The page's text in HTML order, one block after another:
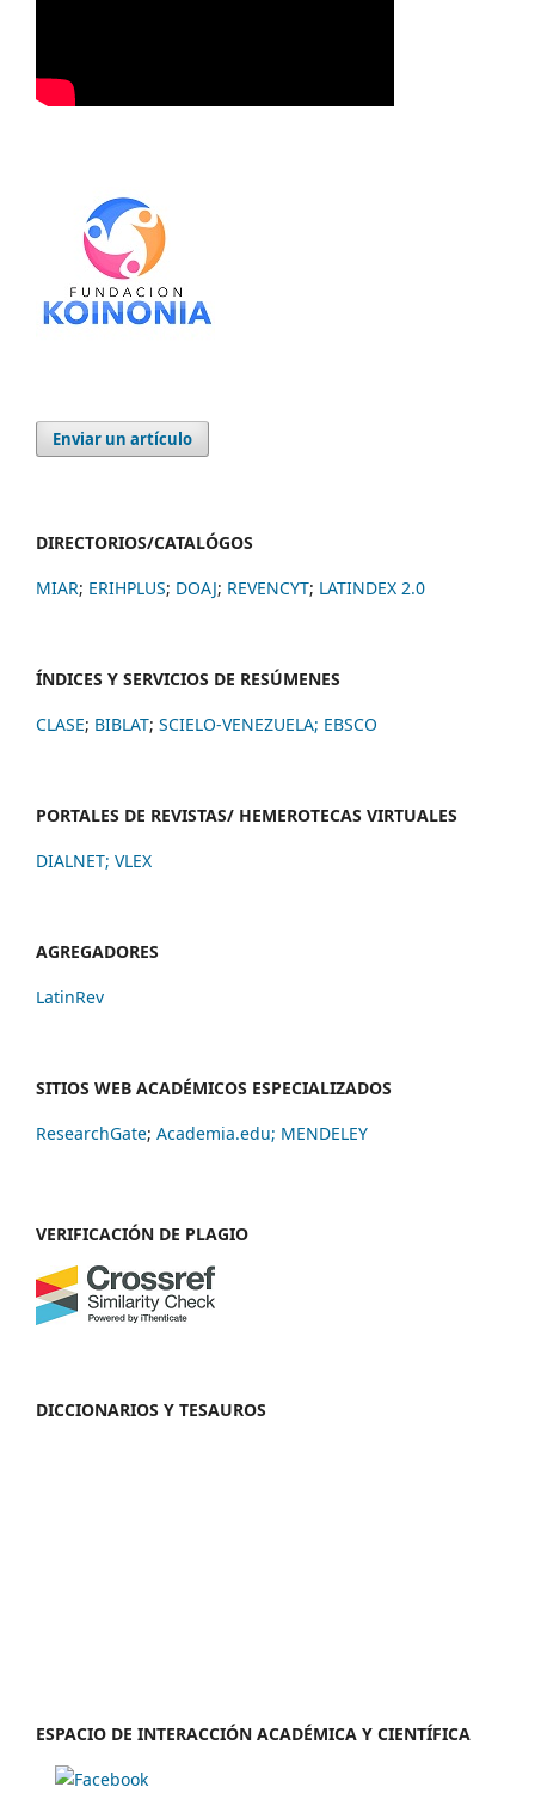
Enviar un artículo
DIRECTORIOS/CATALÓGOS
MIAR; ERIHPLUS; DOAJ; REVENCYT; LATINDEX 2.0
ÍNDICES Y SERVICIOS DE RESÚMENES
CLASE; BIBLAT; SCIELO-VENEZUELA; EBSCO
PORTALES DE REVISTAS/ HEMEROTECAS VIRTUALES
DIALNET; VLEX
AGREGADORES
LatinRev
SITIOS WEB ACADÉMICOS ESPECIALIZADOS
ResearchGate; Academia.edu; MENDELEY
VERIFICACIÓN DE PLAGIO
DICCIONARIOS Y TESAUROS
ESPACIO DE INTERACCIÓN ACADÉMICA Y CIENTÍFICA